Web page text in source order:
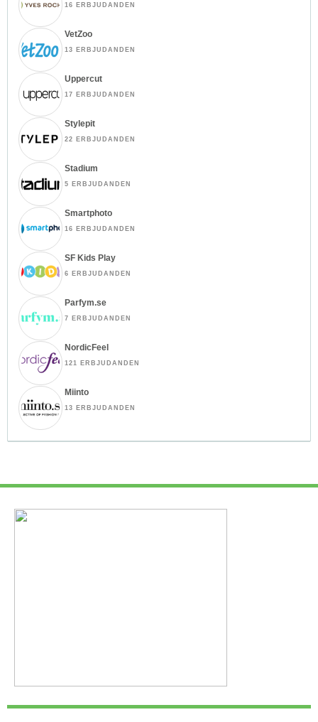
16 ERBJUDANDEN
VetZoo
13 ERBJUDANDEN
Uppercut
17 ERBJUDANDEN
Stylepit
22 ERBJUDANDEN
Stadium
5 ERBJUDANDEN
Smartphoto
16 ERBJUDANDEN
SF Kids Play
6 ERBJUDANDEN
Parfym.se
7 ERBJUDANDEN
NordicFeel
121 ERBJUDANDEN
Miinto
13 ERBJUDANDEN